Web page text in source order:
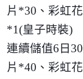
片 *30 、彩虹花
*1(皇子時裝)
連續儲值6 日
片 *40 、彩虹花